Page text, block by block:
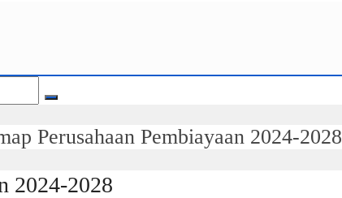
Perusahaan Pembiayaan 2024-2028
2024-2028